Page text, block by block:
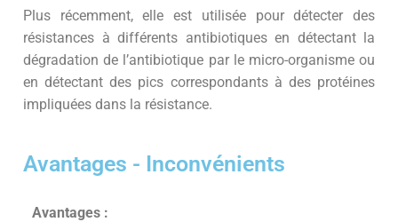
Plus récemment, elle est utilisée pour détecter des
résistances à différents antibiotiques en détectant la
dégradation de l’antibiotique par le micro-organisme ou
en détectant des pics correspondants à des protéines
impliquées dans la résistance.
Avantages - Inconvénients
Avantages :